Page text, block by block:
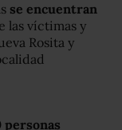
se encuentran
las víctimas y
Rosita y
personas